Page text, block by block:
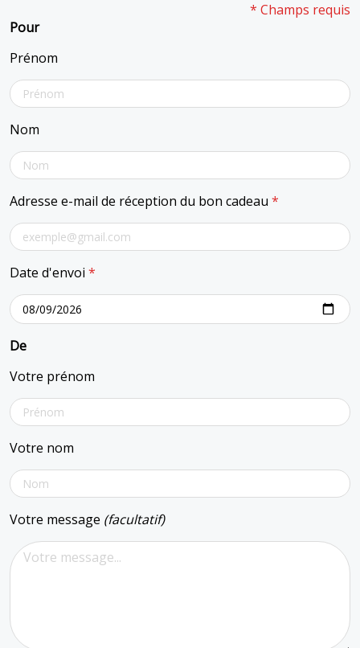
* Champs requis
Pour
Prénom
Nom
Adresse e-mail de réception du bon cadeau *
Date d'envoi *
De
Votre prénom
Votre nom
Votre message (facultatif)